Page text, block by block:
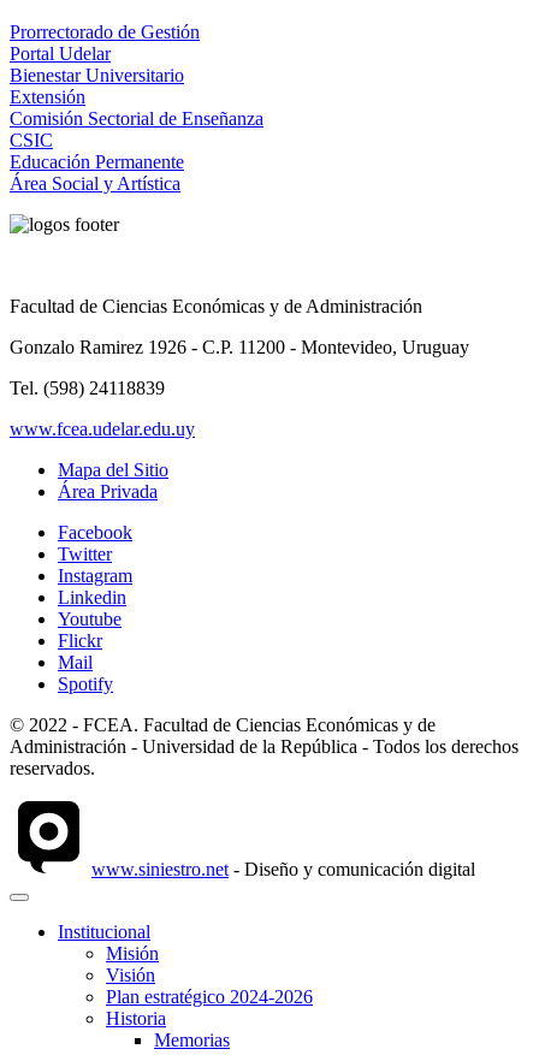
Prorrectorado de Gestión
Portal Udelar
Bienestar Universitario
Extensión
Comisión Sectorial de Enseñanza
CSIC
Educación Permanente
Área Social y Artística
Facultad de Ciencias Económicas y de Administración
Gonzalo Ramirez 1926 - C.P. 11200 - Montevideo, Uruguay
Tel. (598) 24118839
www.fcea.udelar.edu.uy
Mapa del Sitio
Área Privada
Facebook
Twitter
Instagram
Linkedin
Youtube
Flickr
Mail
Spotify
© 2022 - FCEA. Facultad de Ciencias Económicas y de
Administración - Universidad de la República - Todos los derechos
reservados.
www.siniestro.net - Diseño y comunicación digital
Institucional
Misión
Visión
Plan estratégico 2024-2026
Historia
Memorias